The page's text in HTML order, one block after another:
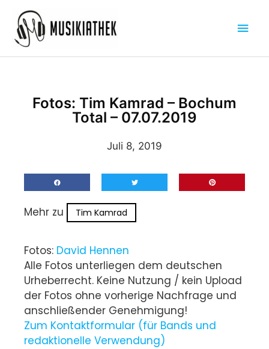
Inhalt
springen
Fotos: Tim Kamrad – Bochum
Total – 07.07.2019
Juli 8, 2019
Mehr zu Tim Kamrad
Fotos: David Hennen
Alle Fotos unterliegen dem deutschen
Urheberrecht. Keine Nutzung / kein Upload
der Fotos ohne vorherige Nachfrage und
anschließender Genehmigung!
Zum Kontaktformular (für Bands und
redaktionelle Verwendung)